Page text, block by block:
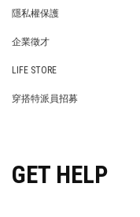
隱私權保護
企業徵才
LIFE STORE
穿搭特派員招募
GET HELP